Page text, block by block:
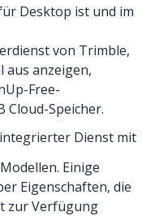
Desktop ist und im
von Trimble,
aus anzeigen,
Free-
Cloud-Speicher.
Dienst mit
Einige
Eigenschaften, die
zur Verfügung